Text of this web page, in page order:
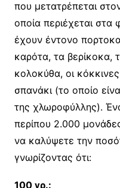
που μετατρέπεται
οποία περιέχεται
έχουν έντονο
καρότα, τα βερίκοκα,
κολοκύθα, οι
σπανάκι (το οποίο
της χλωροφύλλης).
περίπου 2.000
να καλύψετε την
γνωρίζοντας ότι:
100 γρ.: